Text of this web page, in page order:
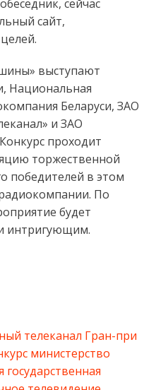
сейчас
сайт,
выступают
Национальная
Беларуси, ЗАО
и ЗАО
проходит
торжественной
победителей в этом
По
будет
интригующим.
телеканал Гран-при
министерство